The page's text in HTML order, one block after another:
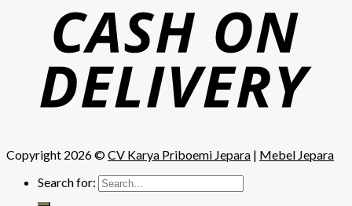
Copyright 2026 ©CV Karya Priboemi Jepara | Mebel Jepara
Search for: